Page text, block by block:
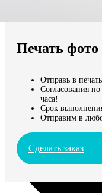
Мы доставляем по
Продолжить без города
Печать фото
Отправь в
Согласования
часа!
Срок
Отправим в
Сделать заказ